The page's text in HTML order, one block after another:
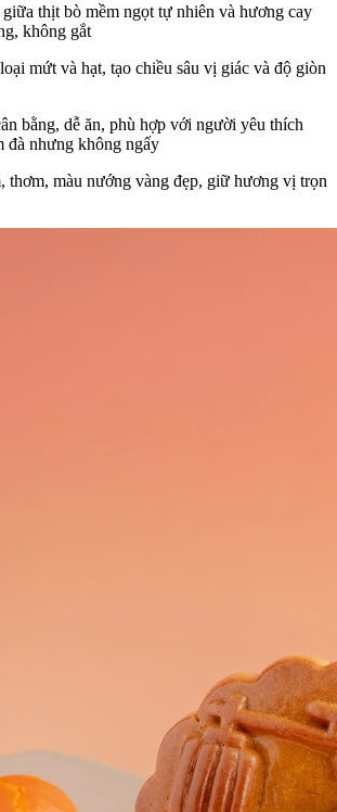
giữa thịt bò mềm ngọt tự nhiên và hương cay
không gắt
mứt và hạt, tạo chiều sâu vị giác và độ giòn
bằng, dễ ăn, phù hợp với người yêu thích
đà nhưng không ngấy
thơm, màu nướng vàng đẹp, giữ hương vị trọn